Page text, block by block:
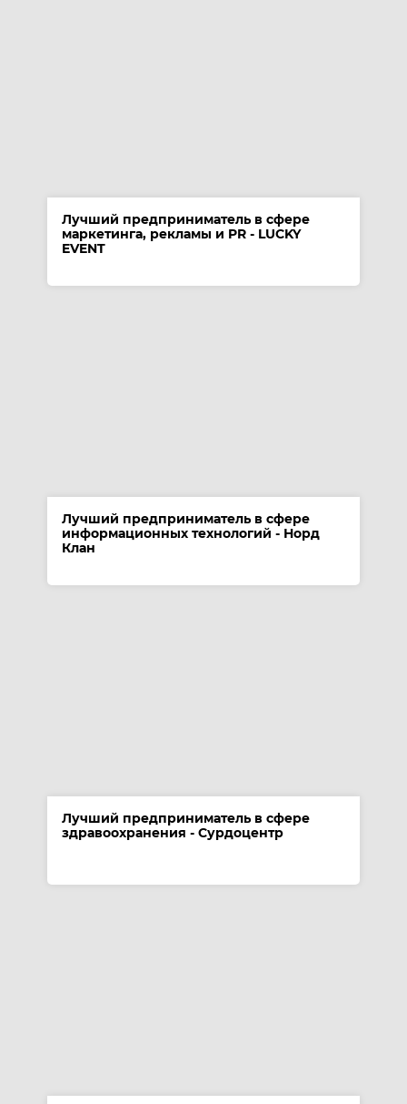
Лучший предприниматель в сфере
маркетинга, рекламы и PR - LUCKY
EVENT
Лучший предприниматель в сфере
информационных технологий - Норд
Клан
Лучший предприниматель в сфере
здравоохранения - Сурдоцентр